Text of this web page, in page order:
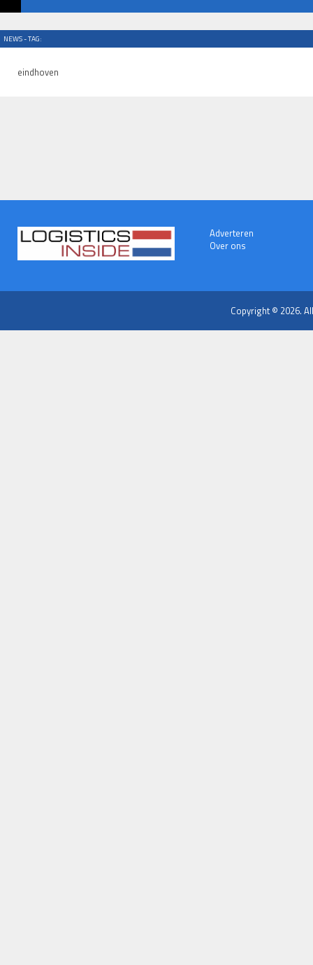
NEWS - TAG:
eindhoven
Adverteren
Over ons
Copyright © 2026.